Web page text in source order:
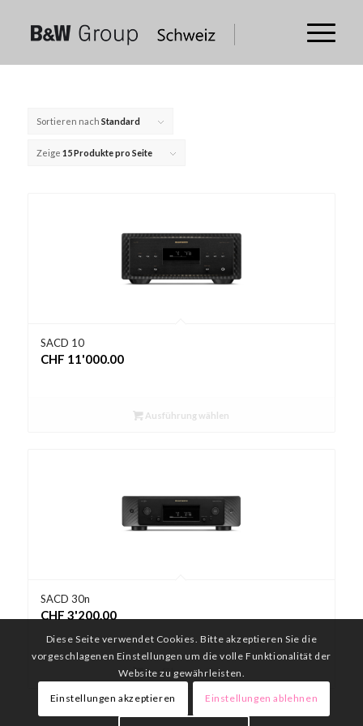
Sortieren nach Standard
Zeige 15 Produkte pro Seite
SACD 10
CHF 11'000.00
Ausführung wählen
SACD 30n
CHF 3'200.00
Ausführung wählen
Diese Seite verwendet Cookies. Bitte akzeptieren Sie die
vorgeschlagenen Einstellungen um die volle Funktionalität der
Website zu gewährleisten.
Einstellungen akzeptieren Einstellungen ablehnen